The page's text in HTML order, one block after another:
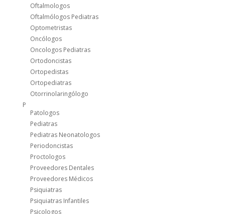
Oftalmologos
Oftalmólogos Pediatras
Optometristas
Oncólogos
Oncologos Pediatras
Ortodoncistas
Ortopedistas
Ortopediatras
Otorrinolaringólogo
P
Patologos
Pediatras
Pediatras Neonatologos
Periodoncistas
Proctologos
Proveedores Dentales
Proveedores Médicos
Psiquiatras
Psiquiatras Infantiles
Psicologos